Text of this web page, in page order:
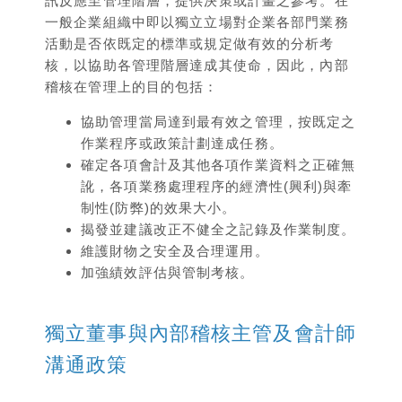
一般企業組織中即以獨立立場對企業各部門業務
活動是否依既定的標準或規定做有效的分析考
核，以協助各管理階層達成其使命，因此，內部
稽核在管理上的目的包括：
協助管理當局達到最有效之管理，按既定之
作業程序或政策計劃達成任務。
確定各項會計及其他各項作業資料之正確無
訛，各項業務處理程序的經濟性(興利)與牽
制性(防弊)的效果大小。
揭發並建議改正不健全之記錄及作業制度。
維護財物之安全及合理運用。
加強績效評估與管制考核。
獨立董事與內部稽核主管及會計師
溝通政策